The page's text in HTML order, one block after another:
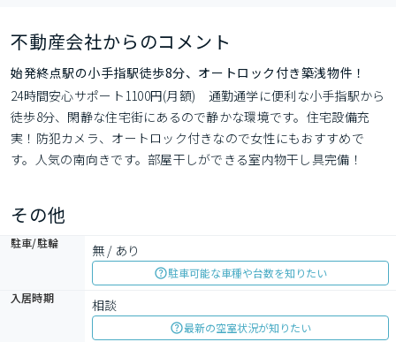
不動産会社からのコメント
始発終点駅の小手指駅徒歩8分、オートロック付き築浅物件！
24時間安心サポート1100円(月額)　通勤通学に便利な小手指駅から
徒歩8分、閑静な住宅街にあるので静かな環境です。住宅設備充
実！防犯カメラ、オートロック付きなので女性にもおすすめで
す。人気の南向きです。部屋干しができる室内物干し具完備！
その他
駐車/駐輪 無 / あり
駐車可能な車種や台数を知りたい
入居時期
相談
最新の空室状況が知りたい